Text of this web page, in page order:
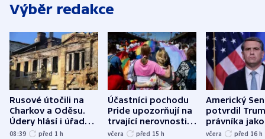
Výběr redakce
Rusové útočili na
Charkov a Oděsu.
Údery hlásí i úřady v
Bělgorodu
08:39 před 1 h
Účastníci pochodu
Pride upozorňují na
trvající nerovnosti i
společenskou
včera před 15 h
Americký
potvrdil
právníka jako
ministra
včera před 16 h